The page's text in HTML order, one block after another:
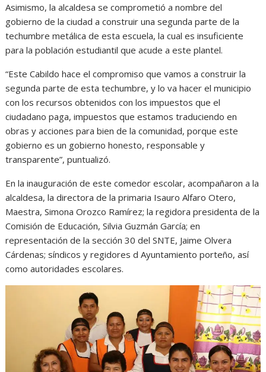
Asimismo, la alcaldesa se comprometió a nombre del
gobierno de la ciudad a construir una segunda parte de la
techumbre metálica de esta escuela, la cual es insuficiente
para la población estudiantil que acude a este plantel.
“Este Cabildo hace el compromiso que vamos a construir la
segunda parte de esta techumbre, y lo va hacer el municipio
con los recursos obtenidos con los impuestos que el
ciudadano paga, impuestos que estamos traduciendo en
obras y acciones para bien de la comunidad, porque este
gobierno es un gobierno honesto, responsable y
transparente”, puntualizó.
En la inauguración de este comedor escolar, acompañaron a la
alcaldesa, la directora de la primaria Isauro Alfaro Otero,
Maestra, Simona Orozco Ramírez; la regidora presidenta de la
Comisión de Educación, Silvia Guzmán García; en
representación de la sección 30 del SNTE, Jaime Olvera
Cárdenas; síndicos y regidores d Ayuntamiento porteño, así
como autoridades escolares.